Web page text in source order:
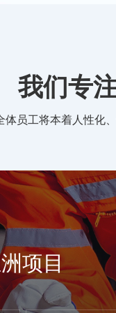
我们专
体员工将本着人性化
项目